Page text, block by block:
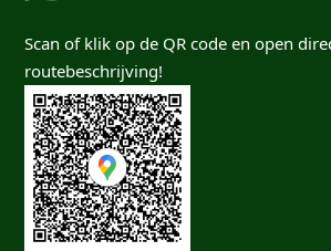
Scan of klik op de QR code en open
routebeschrijving!